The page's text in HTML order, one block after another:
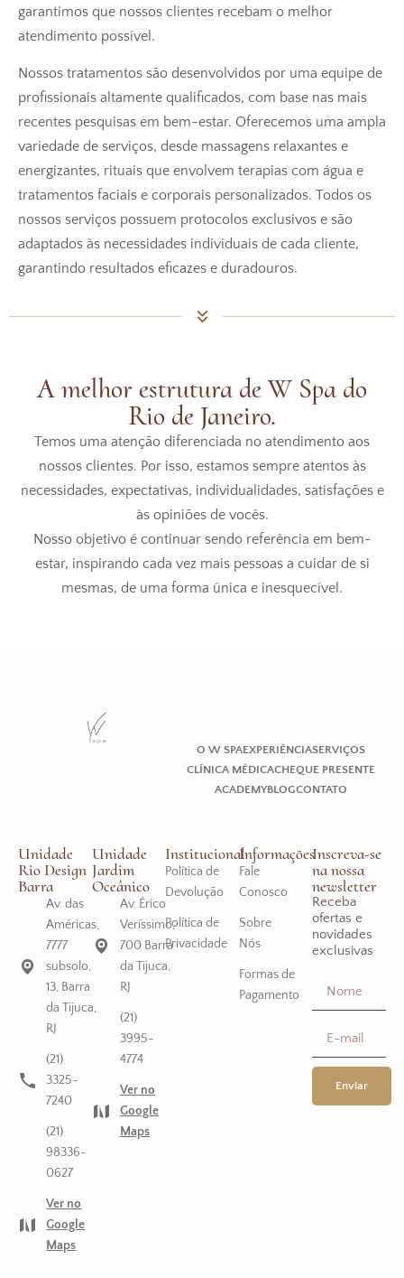
garantimos que nossos clientes recebam o melhor
atendimento possível.
Nossos tratamentos são desenvolvidos por uma equipe de
profissionais altamente qualificados, com base nas mais
recentes pesquisas em bem-estar. Oferecemos uma ampla
variedade de serviços, desde massagens relaxantes e
energizantes, rituais que envolvem terapias com água e
tratamentos faciais e corporais personalizados. Todos os
nossos serviços possuem protocolos exclusivos e são
adaptados às necessidades individuais de cada cliente,
garantindo resultados eficazes e duradouros.
A melhor estrutura de W Spa do
Rio de Janeiro.
Temos uma atenção diferenciada no atendimento aos
nossos clientes. Por isso, estamos sempre atentos às
necessidades, expectativas, individualidades, satisfações e
às opiniões de vocês.
Nosso objetivo é continuar sendo referência em bem-
estar, inspirando cada vez mais pessoas a cuidar de si
mesmas, de uma forma única e inesquecível.
O W SPAEXPERIÊNCIASERVIÇOS
CLÍNICA MÉDICACHEQUE PRESENTE
ACADEMYBLOGCONTATO
Unidade
Rio Design
Barra
Av. das
Américas,
7777
subsolo,
13, Barra
da Tijuca,
RJ
(21)
3325-
7240
(21)
98336-
0627
Ver no
Google
Maps
Unidade
Jardim
Oceânico
Av. Érico
Veríssimo,
700 Barra
da Tijuca,
RJ
(21)
3995-
4774
Ver no
Google
Maps
Institucional
Política de
Devolução
Política de
Privacidade
Informações
Fale
Conosco
Sobre
Nós
Formas de
Pagamento
Inscreva-se
na nossa
newsletter
Receba
ofertas e
novidades
exclusivas
Enviar